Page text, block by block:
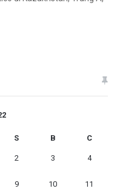
S B C
2 3 4
9 10 11